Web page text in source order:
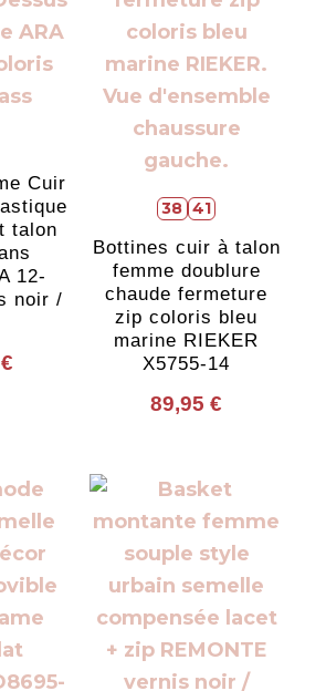
Cuir
talon
12-
noir /
€
38 41
Bottines cuir à talon
femme doublure
chaude fermeture
zip coloris bleu
marine RIEKER
X5755-14
89,95 €